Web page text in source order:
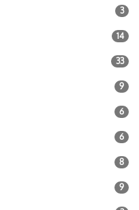
3
14
33
9
6
6
8
9